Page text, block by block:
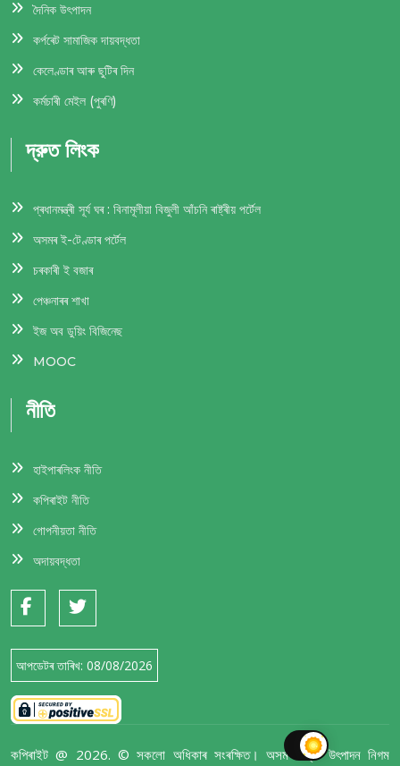
দৈনিক উৎপাদন
কর্পৰেট সামাজিক দায়বদ্ধতা
কেলেণ্ডাৰ আৰু ছুটিৰ দিন
কর্মচাৰী মেইল (পুৰণি)
দ্রুত লিংক
প্ৰধানমন্ত্ৰী সূৰ্য ঘৰ : বিনামূলীয়া বিজুলী আঁচনি ৰাষ্ট্ৰীয় পৰ্টেল
অসমৰ ই-টেণ্ডাৰ পর্টেল
চৰকাৰী ই বজাৰ
পেঞ্চনাৰৰ শাখা
ইজ অব ডুয়িং বিজিনেছ
MOOC
নীতি
হাইপাৰলিংক নীতি
কপিৰাইট নীতি
গোপনীয়তা নীতি
অদায়বদ্ধতা
আপডেটৰ তাৰিখ: 08/08/2026
কপিৰাইট @ 2026. © সকলো অধিকাৰ সংৰক্ষিত। অসম শক্তি উৎপাদন নিগম